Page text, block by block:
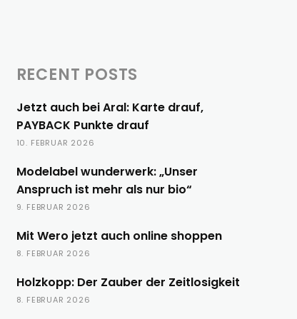
RECENT POSTS
Jetzt auch bei Aral: Karte drauf,
PAYBACK Punkte drauf
10. FEBRUAR 2026
Modelabel wunderwerk: „Unser
Anspruch ist mehr als nur bio“
9. FEBRUAR 2026
Mit Wero jetzt auch online shoppen
8. FEBRUAR 2026
Holzkopp: Der Zauber der Zeitlosigkeit
8. FEBRUAR 2026